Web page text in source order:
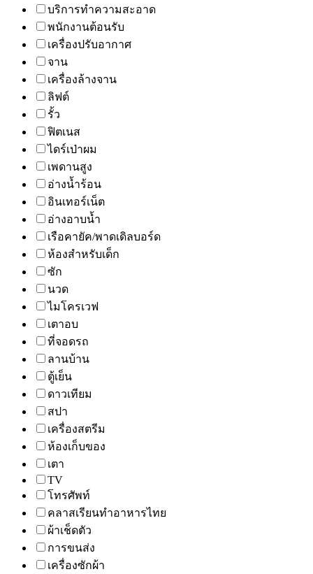
บริการทำความสะอาด
พนักงานต้อนรับ
เครื่องปรับอากาศ
จาน
เครื่องล้างจาน
ลิฟต์
รั้ว
ฟิตเนส
ไดร์เป่าผม
เพดานสูง
อ่างน้ำร้อน
อินเทอร์เน็ต
อ่างอาบน้ำ
เรือคายัค/พาดเดิลบอร์ด
ห้องสำหรับเด็ก
ซัก
นวด
ไมโครเวฟ
เตาอบ
ที่จอดรถ
ลานบ้าน
ตู้เย็น
ดาวเทียม
สปา
เครื่องสตรีม
ห้องเก็บของ
เตา
TV
โทรศัพท์
คลาสเรียนทำอาหารไทย
ผ้าเช็ดตัว
การขนส่ง
เครื่องซักผ้า